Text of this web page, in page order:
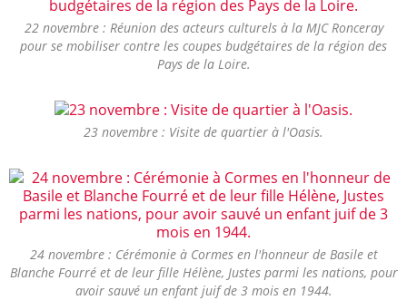
22 novembre : Réunion des acteurs culturels à la MJC Ronceray
pour se mobiliser contre les coupes budgétaires de la région des
Pays de la Loire.
23 novembre : Visite de quartier à l'Oasis.
24 novembre : Cérémonie à Cormes en l'honneur de Basile et
Blanche Fourré et de leur fille Hélène, Justes parmi les nations, pour
avoir sauvé un enfant juif de 3 mois en 1944.